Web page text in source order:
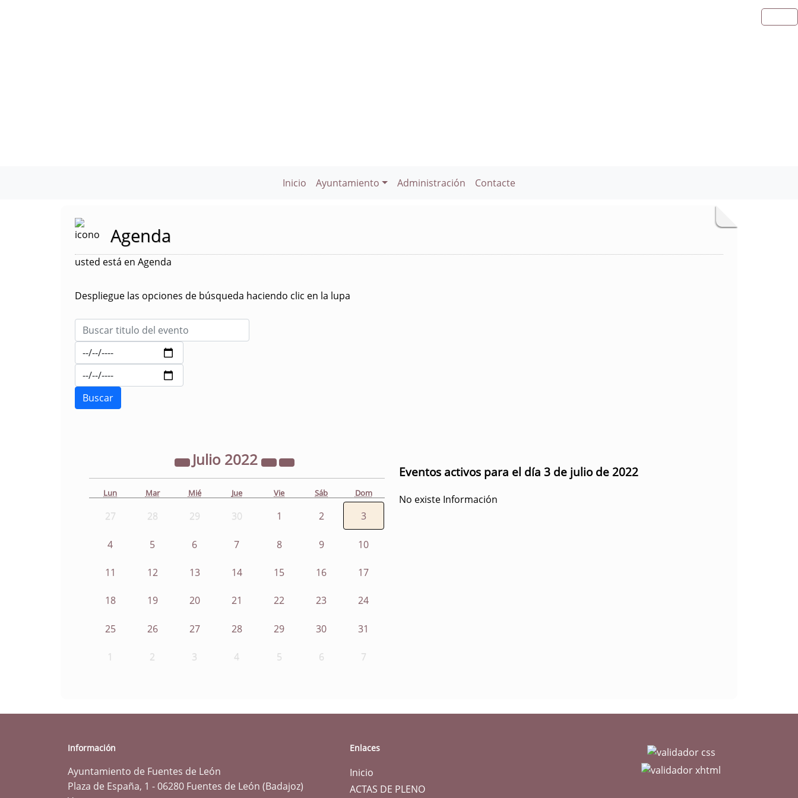
Inicio Ayuntamiento Administración Contacte
Agenda
usted está en Agenda
Despliegue las opciones de búsqueda haciendo clic en la lupa
Julio 2022
Lun Mar Mié Jue Vie Sáb Dom
27 28 29 30 1 2 3
4 5 6 7 8 9 10
11 12 13 14 15 16 17
18 19 20 21 22 23 24
25 26 27 28 29 30 31
1 2 3 4 5 6 7
Eventos activos para el día 3 de julio de 2022
No existe Información
Información
Ayuntamiento de Fuentes de León
Plaza de España, 1 - 06280 Fuentes de León (Badajoz)
Enlaces
Inicio
ACTAS DE PLENO